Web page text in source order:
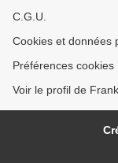
C.G.U.
Cookies et données
Préférences cookies
Voir le profil de